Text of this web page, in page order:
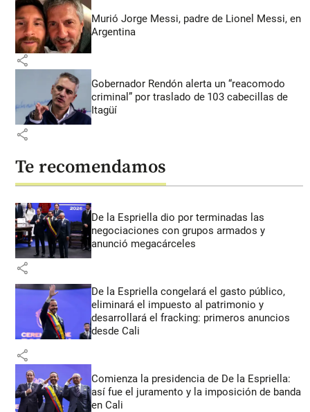
Murió Jorge Messi, padre de Lionel Messi, en
Argentina
share
Gobernador Rendón alerta un “reacomodo
criminal” por traslado de 103 cabecillas de
Itagüí
share
Te recomendamos
De la Espriella dio por terminadas las
negociaciones con grupos armados y
anunció megacárceles
share
De la Espriella congelará el gasto público,
eliminará el impuesto al patrimonio y
desarrollará el fracking: primeros anuncios
desde Cali
share
Comienza la presidencia de De la Espriella:
así fue el juramento y la imposición de banda
en Cali